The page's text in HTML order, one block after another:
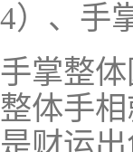
4）、手
手掌整
整体手